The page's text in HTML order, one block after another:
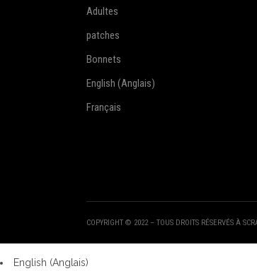
Adultes
patches
Bonnets
English (Anglais)
Français
COPYRIGHT © 2022 – TOUS DROITS RÉSERVÉS À
English (Anglais)